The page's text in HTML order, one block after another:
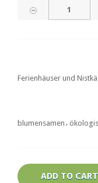
Ferienhäuser und
blumensamen
ADD TO CART